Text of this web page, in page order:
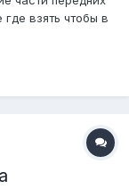
взять чтобы в